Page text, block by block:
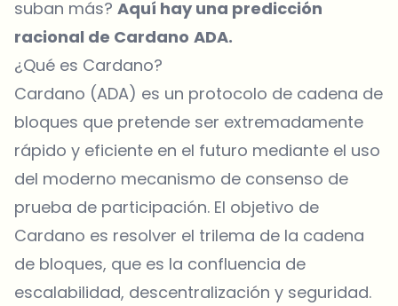
suban más? Aquí hay una predicción
racional de Cardano ADA.
¿Qué es Cardano?
Cardano (ADA) es un protocolo de cadena de
bloques que pretende ser extremadamente
rápido y eficiente en el futuro mediante el uso
del moderno mecanismo de consenso de
prueba de participación. El objetivo de
Cardano es resolver el trilema de la cadena
de bloques, que es la confluencia de
escalabilidad, descentralización y seguridad.